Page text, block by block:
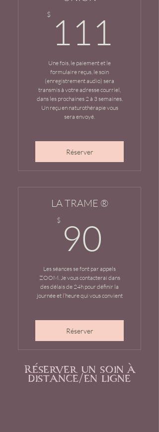
$ 111
Une fois, le paiement et le
formulaire reçus, le soin
(enregistrement audio) sera
transmis à votre adresse courriel,
dans les prochaines 2 à 3 semaines.
Un reçu en naturothérapie vous
sera envoyé.
Réserver
LA TRAME ®
$ 90
Les séances se font par appels
ZOOM. Je vous contacterai dans
des délais de 24h pour définir la
journée et l’heure qui vous convient
Réserver
Réserver un soin à
distance/en ligne